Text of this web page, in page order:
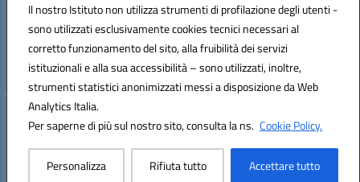
Il nostro Istituto non utilizza strumenti di profilazione degli utenti -
sono utilizzati esclusivamente cookies tecnici necessari al
corretto funzionamento del sito, alla fruibilità dei servizi
istituzionali e alla sua accessibilità – sono utilizzati, inoltre,
strumenti statistici anonimizzati messi a disposizione da Web
Analytics Italia.
Per saperne di più sul nostro sito, consulta la ns. Cookie Policy.
Personalizza Rifiuta tutto Accettare tutto
Codice fiscale: 91039050819
Codice meccanografico:
tpic84500v
Codice unico di fatturazione (CUF): JZDXRK
Hosting & Powered by 3D Solution S.r.l.
Concept & Design by Designers Italia